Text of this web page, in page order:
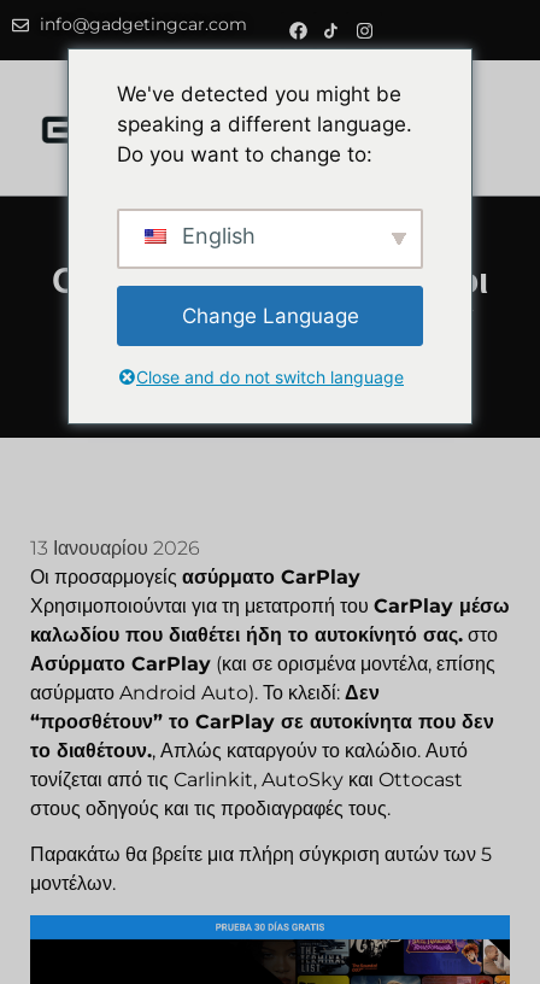
info@gadgetingcar.com
Οι 5 καλύτεροι ασύρματοι
προσαρμογείς CarPlay
(σύγκριση 2026)
13 Ιανουαρίου 2026
Οι προσαρμογείς ασύρματο CarPlay
Χρησιμοποιούνται για τη μετατροπή του CarPlay μέσω
καλωδίου που διαθέτει ήδη το αυτοκίνητό σας. στο
Ασύρματο CarPlay (και σε ορισμένα μοντέλα, επίσης
ασύρματο Android Auto). Το κλειδί: Δεν
“προσθέτουν” το CarPlay σε αυτοκίνητα που δεν
το διαθέτουν., Απλώς καταργούν το καλώδιο. Αυτό
τονίζεται από τις Carlinkit, AutoSky και Ottocast
στους οδηγούς και τις προδιαγραφές τους.
Παρακάτω θα βρείτε μια πλήρη σύγκριση αυτών των 5
μοντέλων.
We've detected you might be
speaking a different language.
Do you want to change to:
English
Change Language
Close and do not switch language